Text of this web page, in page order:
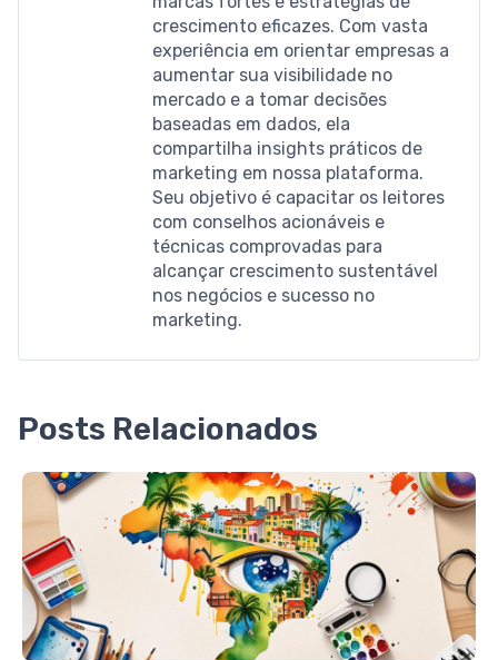
crescimento eficazes. Com vasta
experiência em orientar empresas a
aumentar sua visibilidade no
mercado e a tomar decisões
baseadas em dados, ela
compartilha insights práticos de
marketing em nossa plataforma.
Seu objetivo é capacitar os leitores
com conselhos acionáveis ​​e
técnicas comprovadas para
alcançar crescimento sustentável
nos negócios e sucesso no
marketing.
Posts Relacionados